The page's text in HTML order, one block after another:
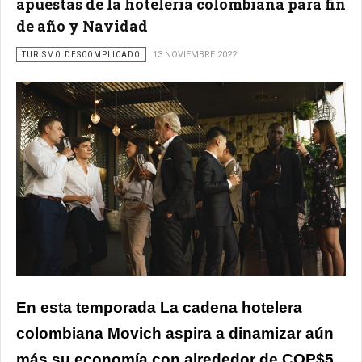
apuestas de la hotelería colombiana para fin
de año y Navidad
TURISMO DESCOMPLICADO 13 NOVIEMBRE 2022
En esta temporada La cadena hotelera
colombiana Movich aspira a dinamizar aún